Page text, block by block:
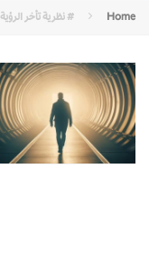
Home # نظرية تأخر الرؤية